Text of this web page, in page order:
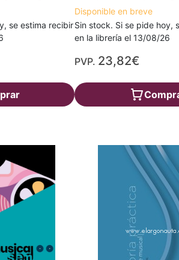
se estima recibir
Disponible en breve
Sin stock. Si se pide hoy,
en la librería el 13/08/26
PVP. 23,82€